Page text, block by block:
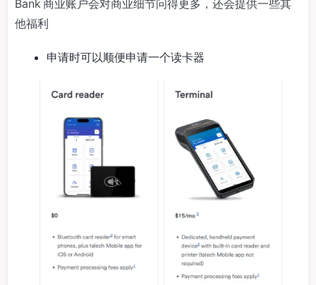
Bank 商业账户会对商业细节问得更多，还会提供一些其
他福利
申请时可以顺便申请一个读卡器